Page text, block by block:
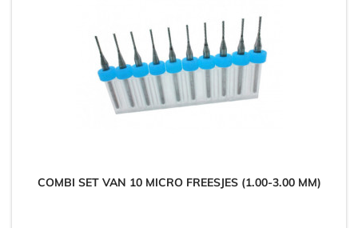
COMBI SET VAN 10 MICRO FREESJES (1.00-3.00 MM)